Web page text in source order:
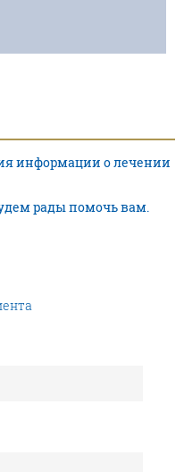
информации о лечении
рады помочь вам.